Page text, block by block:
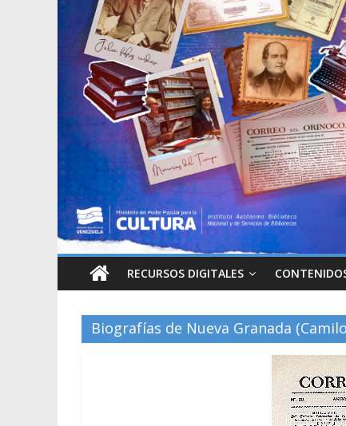
RECURSOS DIGITALES
Biografías de Nueva Granada